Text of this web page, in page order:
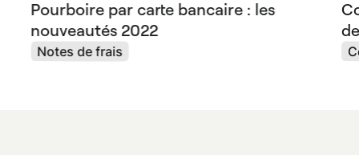
Pourboire par carte bancaire : les
nouveautés 2022
Notes de frais